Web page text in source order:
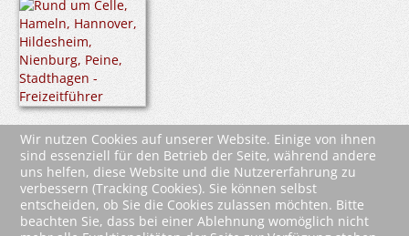
Celle - Gestern und Heute
Wir nutzen Cookies auf unserer Website. Einige von ihnen
sind essenziell für den Betrieb der Seite, während andere
uns helfen, diese Website und die Nutzererfahrung zu
verbessern (Tracking Cookies). Sie können selbst
entscheiden, ob Sie die Cookies zulassen möchten. Bitte
beachten Sie, dass bei einer Ablehnung womöglich nicht